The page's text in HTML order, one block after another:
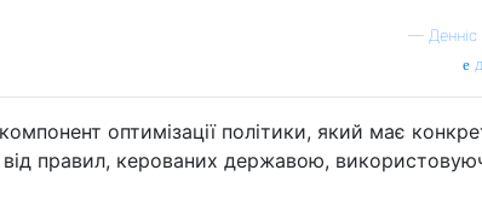
—
оптимізації політики, який має
правил, керованих державою,